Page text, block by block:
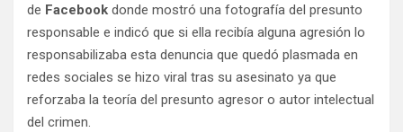
de Facebook donde mostró una fotografía del presunto
responsable e indicó que si ella recibía alguna agresión lo
responsabilizaba esta denuncia que quedó plasmada en
redes sociales se hizo viral tras su asesinato ya que
reforzaba la teoría del presunto agresor o autor intelectual
del crimen.